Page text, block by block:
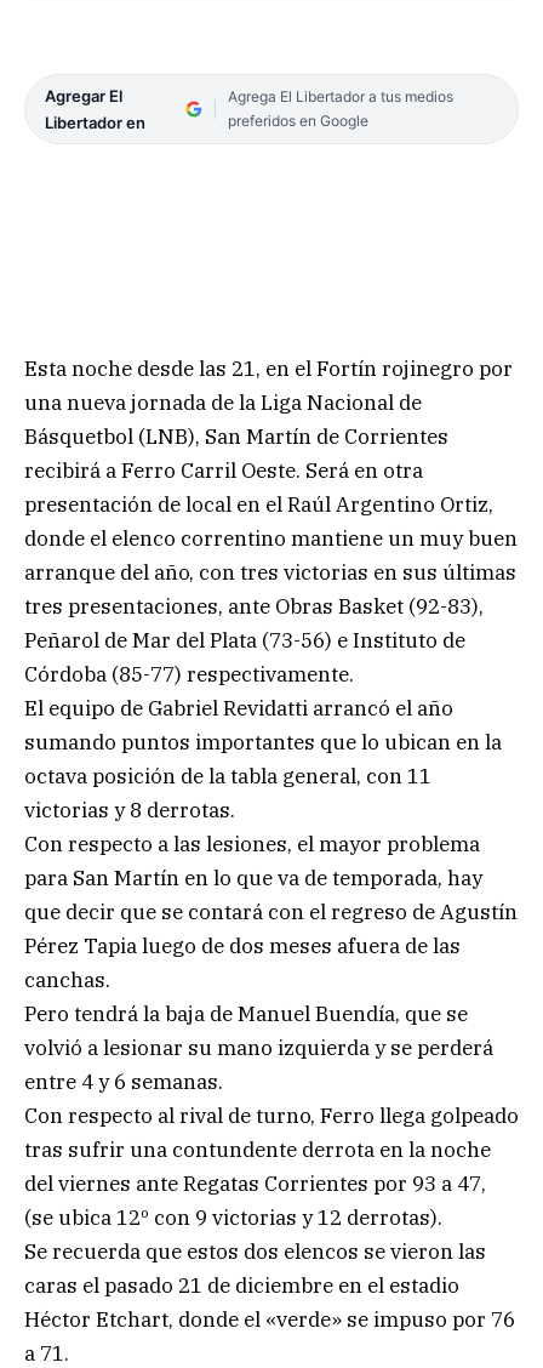
Agregar El
Libertador en
Agrega El Libertador a tus medios
preferidos en Google
Esta noche desde las 21, en el Fortín rojinegro por
una nueva jornada de la Liga Nacional de
Básquetbol (LNB), San Martín de Corrientes
recibirá a Ferro Carril Oeste. Será en otra
presentación de local en el Raúl Argentino Ortiz,
donde el elenco correntino mantiene un muy buen
arranque del año, con tres victorias en sus últimas
tres presentaciones, ante Obras Basket (92-83),
Peñarol de Mar del Plata (73-56) e Instituto de
Córdoba (85-77) respectivamente.
El equipo de Gabriel Revidatti arrancó el año
sumando puntos importantes que lo ubican en la
octava posición de la tabla general, con 11
victorias y 8 derrotas.
Con respecto a las lesiones, el mayor problema
para San Martín en lo que va de temporada, hay
que decir que se contará con el regreso de Agustín
Pérez Tapia luego de dos meses afuera de las
canchas.
Pero tendrá la baja de Manuel Buendía, que se
volvió a lesionar su mano izquierda y se perderá
entre 4 y 6 semanas.
Con respecto al rival de turno, Ferro llega golpeado
tras sufrir una contundente derrota en la noche
del viernes ante Regatas Corrientes por 93 a 47,
(se ubica 12º con 9 victorias y 12 derrotas).
Se recuerda que estos dos elencos se vieron las
caras el pasado 21 de diciembre en el estadio
Héctor Etchart, donde el «verde» se impuso por 76
a 71.